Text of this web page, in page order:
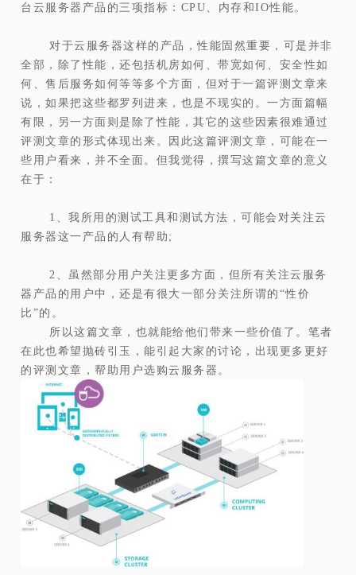
台云服务器产品的三项指标：CPU、内存和IO性能。
对于云服务器这样的产品，性能固然重要，可是并非
全部，除了性能，还包括机房如何、带宽如何、安全性如
何、售后服务如何等等多个方面，但对于一篇评测文章来
说，如果把这些都罗列进来，也是不现实的。一方面篇幅
有限，另一方面则是除了性能，其它的这些因素很难通过
评测文章的形式体现出来。因此这篇评测文章，可能在一
些用户看来，并不全面。但我觉得，撰写这篇文章的意义
在于：
1、我所用的测试工具和测试方法，可能会对关注云
服务器这一产品的人有帮助;
2、虽然部分用户关注更多方面，但所有关注云服务
器产品的用户中，还是有很大一部分关注所谓的“性价
比”的。
所以这篇文章，也就能给他们带来一些价值了。笔者
在此也希望抛砖引玉，能引起大家的讨论，出现更多更好
的评测文章，帮助用户选购云服务器。